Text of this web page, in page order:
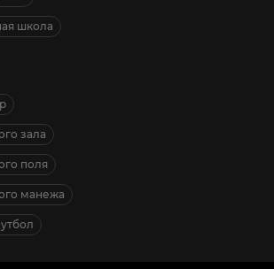
школа
зала
поля
манежа